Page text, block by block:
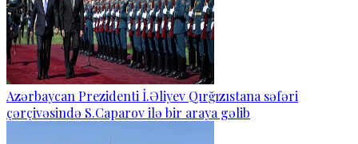
Azərbaycan Prezidenti İ.Əliyev Qırğızıstana səfəri
çərçivəsində S.Caparov ilə bir araya gəlib